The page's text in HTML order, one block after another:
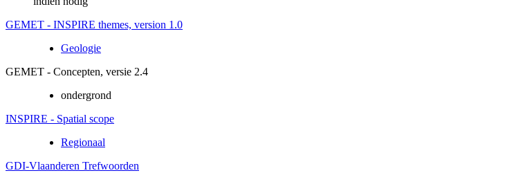
GEMET - INSPIRE themes, version 1.0
Geologie
GEMET - Concepten, versie 2.4
ondergrond
INSPIRE - Spatial scope
Regionaal
GDI-Vlaanderen Trefwoorden